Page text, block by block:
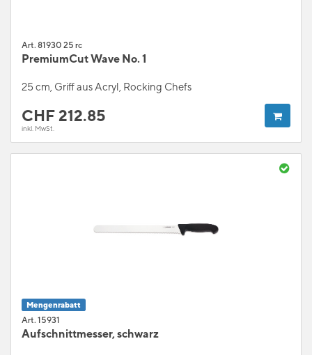
Art. 81930 25 rc
PremiumCut Wave No. 1
25 cm, Griff aus Acryl, Rocking Chefs
CHF 212.85
inkl. MwSt.
Mengenrabatt
Art. 15931
Aufschnittmesser, schwarz